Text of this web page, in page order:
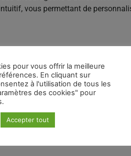
vous permettant de
gravier
est présenté avec des
ajuster la quantité et les options de
pour vous offrir la meilleure
En cliquant sur
à l'utilisation de tous les
des cookies" pour
Accepter tout